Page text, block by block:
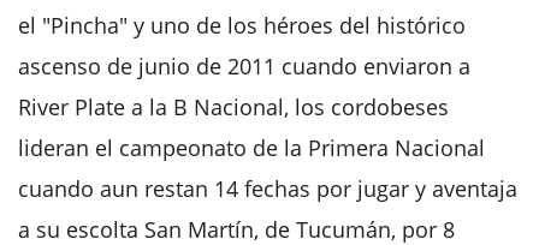
el "Pincha" y uno de los héroes del histórico
ascenso de junio de 2011 cuando enviaron a
River Plate a la B Nacional, los cordobeses
lideran el campeonato de la Primera Nacional
cuando aun restan 14 fechas por jugar y aventaja
a su escolta San Martín, de Tucumán, por 8